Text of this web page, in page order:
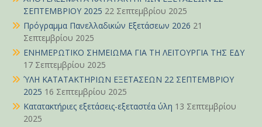
ΣΕΠΤΕΜΒΡΙΟΥ 2025 22 Σεπτεμβρίου 2025
Πρόγραμμα Πανελλαδικών Εξετάσεων 2026 21
Σεπτεμβρίου 2025
ΕΝΗΜΕΡΩΤΙΚΟ ΣΗΜΕΙΩΜΑ ΓΙΑ ΤΗ ΛΕΙΤΟΥΡΓΙΑ ΤΗΣ ΕΔΥ
17 Σεπτεμβρίου 2025
ΎΛΗ ΚΑΤΑΤΑΚΤΗΡΙΩΝ ΕΞΕΤΑΣΕΩΝ 22 ΣΕΠΤΕΜΒΡΙΟΥ
2025 16 Σεπτεμβρίου 2025
Κατατακτήριες εξετάσεις-εξεταστέα ύλη 13 Σεπτεμβρίου
2025